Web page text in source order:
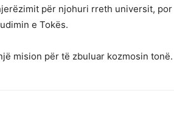
për njohuri rreth universit, por
e Tokës.
mision për të zbuluar kozmosin tonë.